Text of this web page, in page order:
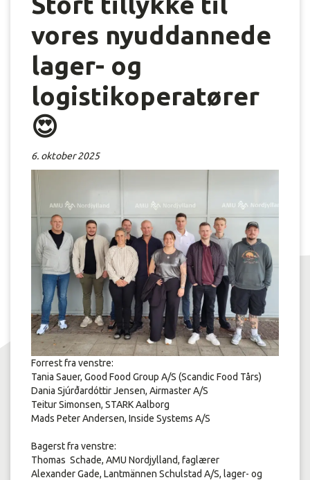
vores nyuddannede
lager- og
logistikoperatører
😍
6. oktober 2025
Forrest fra venstre:
Tania Sauer, Good Food Group A/S (Scandic Food Tårs)
Dania Sjúrðardóttir Jensen, Airmaster A/S
Teitur Simonsen, STARK Aalborg
Mads Peter Andersen, Inside Systems A/S
Bagerst fra venstre:
Thomas Schade, AMU Nordjylland, faglærer
Alexander Gade, Lantmännen Schulstad A/S, lager- og